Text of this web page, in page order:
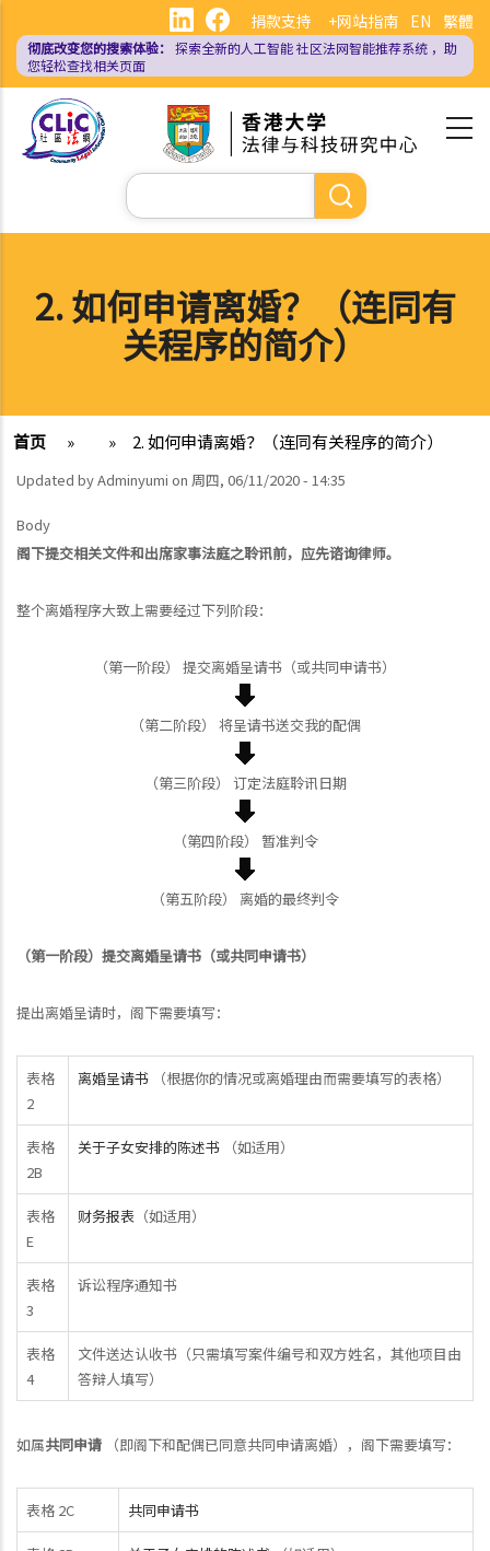
主
EN 繁體
捐款支持 +网站指南
彻底改变您的搜索体验： 探索全新的人工智能社区法网智能推荐系统 ，助
您轻松查找相关页面
搜
索
2. 如何申请离婚？（连同有
关程序的简介）
首页 » » 2. 如何申请离婚？（连同有关程序的简介）
Updated byAdminyumi on 周四, 06/11/2020 - 14:35
Body
阁下提交相关文件和出席家事法庭之聆讯前，应先谘询律师。
整个离婚程序大致上需要经过下列阶段：
（第一阶段） 提交离婚呈请书（或共同申请书）
（第二阶段） 将呈请书送交我的配偶
（第三阶段） 订定法庭聆讯日期
（第四阶段） 暂准判令
（第五阶段） 离婚的最终判令
（第一阶段）提交离婚呈请书（或共同申请书）
提出离婚呈请时，阁下需要填写：
表格
2
离婚呈请书 （根据你的情况或离婚理由而需要填写的表格）
表格
2B
关于子女安排的陈述书 （如适用）
表格
E
财务报表 （如适用）
表格
3
诉讼程序通知书
表格
4
文件送达认收书（只需填写案件编号和双方姓名，其他项目由
答辩人填写）
如属共同申请 （即阁下和配偶已同意共同申请离婚），阁下需要填写：
表格 2C 共同申请书